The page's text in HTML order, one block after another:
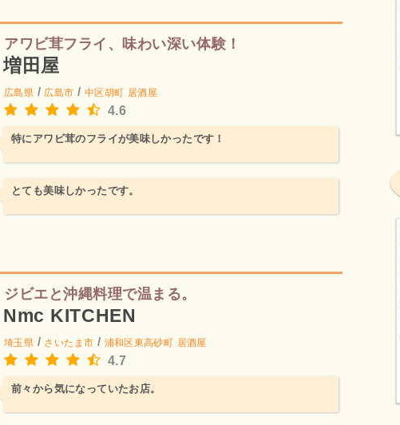
アワビ茸フライ、味わい深い体験！
増田屋
広島県 / 広島市 / 中区胡町 居酒屋
4.6
特にアワビ茸のフライが美味しかったです！
とても美味しかったです。
ジビエと沖縄料理で温まる。
Nmc KITCHEN
埼玉県 / さいたま市 / 浦和区東高砂町 居酒屋
4.7
前々から気になっていたお店。